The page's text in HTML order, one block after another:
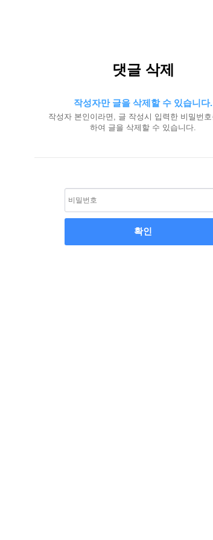
댓글 삭제
작성자만 글을 삭제할 수 있습니다.
작성자 본인이라면, 글 작성시 입력한 비밀번호
하여 글을 삭제할 수 있습니다.